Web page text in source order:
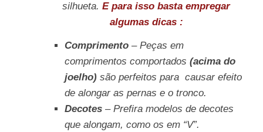
silhueta. E para isso basta empregar
algumas dicas :
Comprimento – Peças em
comprimentos comportados (acima do
joelho) são perfeitos para causar efeito
de alongar as pernas e o tronco.
Decotes – Prefira modelos de decotes
que alongam, como os em “V”.